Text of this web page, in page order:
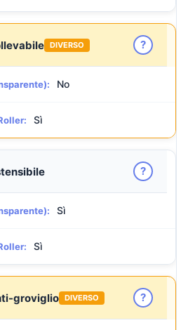
DIVERSO ?
No
Sì
?
Sì
Sì
groviglio DIVERSO ?